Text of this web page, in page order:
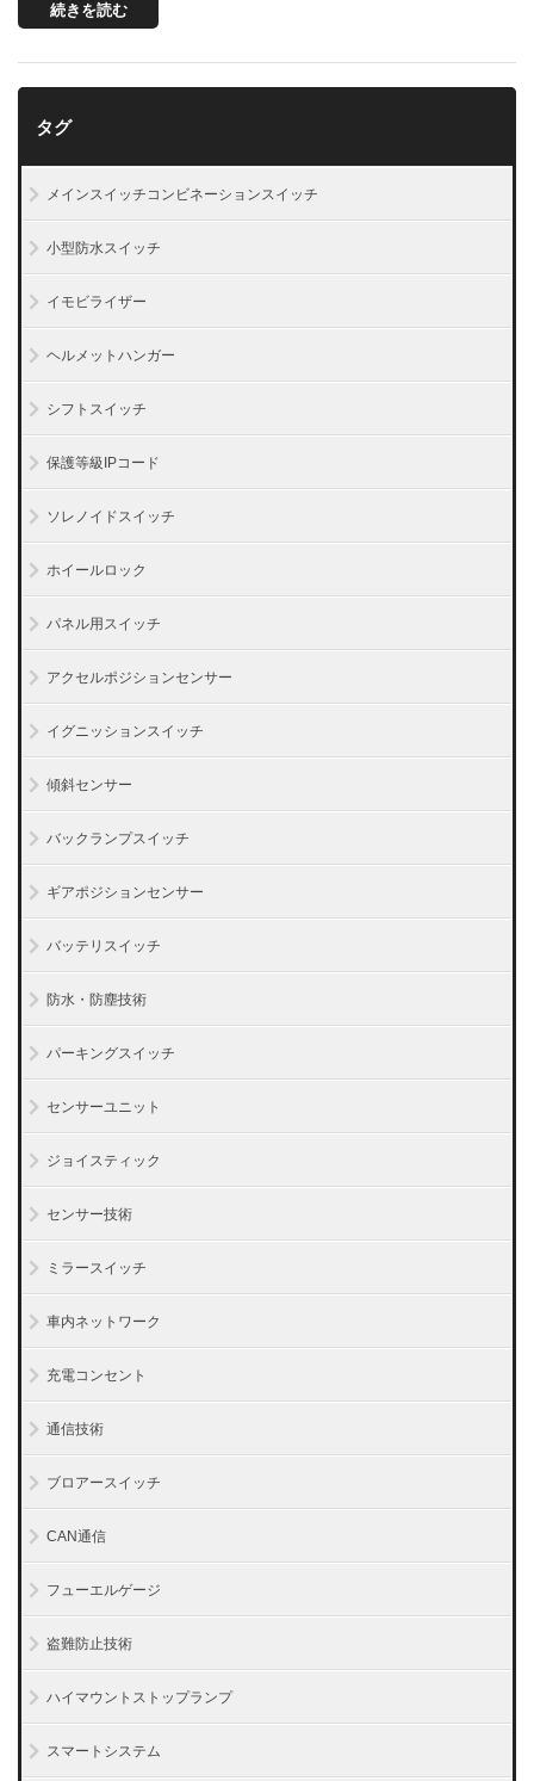
続きを読む
タグ
メインスイッチコンビネーションスイッチ
小型防水スイッチ
イモビライザー
ヘルメットハンガー
シフトスイッチ
保護等級IPコード
ソレノイドスイッチ
ホイールロック
パネル用スイッチ
アクセルポジションセンサー
イグニッションスイッチ
傾斜センサー
バックランプスイッチ
ギアポジションセンサー
バッテリスイッチ
防水・防塵技術
パーキングスイッチ
センサーユニット
ジョイスティック
センサー技術
ミラースイッチ
車内ネットワーク
充電コンセント
通信技術
ブロアースイッチ
CAN通信
フューエルゲージ
盗難防止技術
ハイマウントストップランプ
スマートシステム